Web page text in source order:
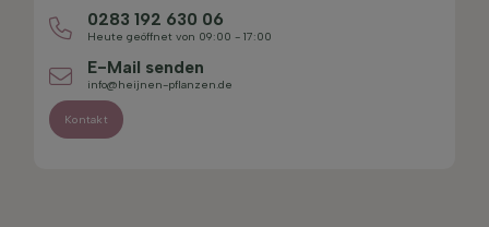
0283 192 630 06
Heute geöffnet von 09:00 - 17:00
E-Mail senden
info@heijnen-pflanzen.de
Kontakt